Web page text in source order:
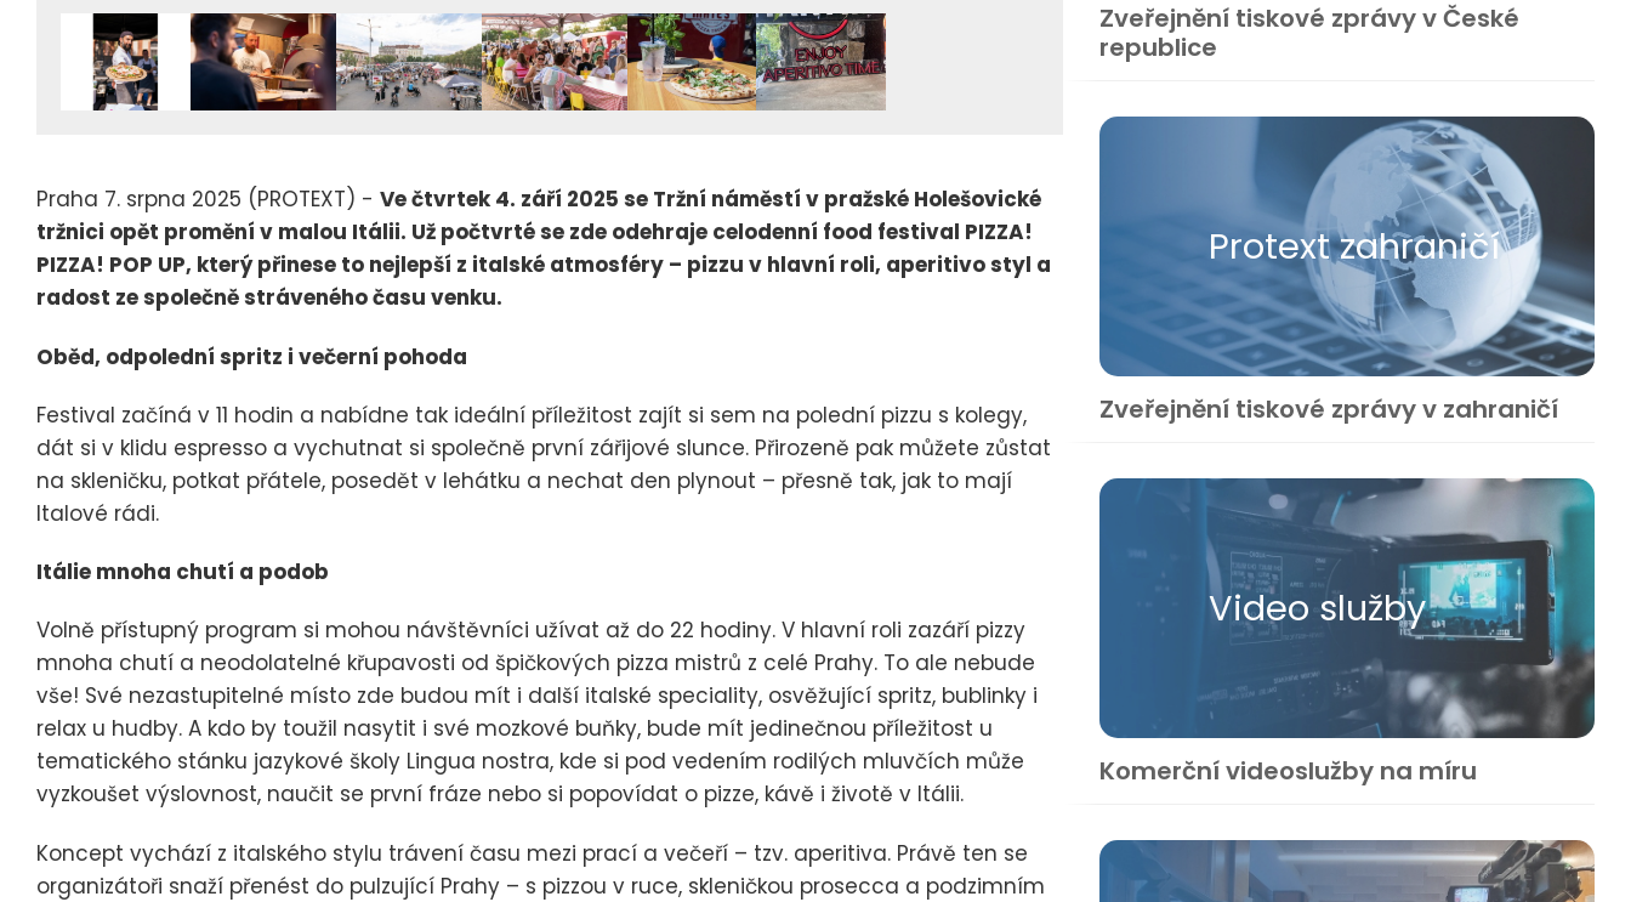
Praha 7. srpna 2025 (PROTEXT) - Ve čtvrtek 4. září 2025 se Tržní náměstí v pražské Holešovické
tržnici opět promění v malou Itálii. Už počtvrté se zde odehraje celodenní food festival PIZZA!
PIZZA! POP UP, který přinese to nejlepší z italské atmosféry – pizzu v hlavní roli, aperitivo styl a
radost ze společně stráveného času venku.
Oběd, odpolední spritz i večerní pohoda
Festival začíná v 11 hodin a nabídne tak ideální příležitost zajít si sem na polední pizzu s kolegy,
dát si v klidu espresso a vychutnat si společně první zářijové slunce. Přirozeně pak můžete zůstat
na skleničku, potkat přátele, posedět v lehátku a nechat den plynout – přesně tak, jak to mají
Italové rádi.
Itálie mnoha chutí a podob
Volně přístupný program si mohou návštěvníci užívat až do 22 hodiny. V hlavní roli zazáří pizzy
mnoha chutí a neodolatelné křupavosti od špičkových pizza mistrů z celé Prahy. To ale nebude
vše! Své nezastupitelné místo zde budou mít i další italské speciality, osvěžující spritz, bublinky i
relax u hudby. A kdo by toužil nasytit i své mozkové buňky, bude mít jedinečnou příležitost u
tematického stánku jazykové školy Lingua nostra, kde si pod vedením rodilých mluvčích může
vyzkoušet výslovnost, naučit se první fráze nebo si popovídat o pizze, kávě i životě v Itálii.
Koncept vychází z italského stylu trávení času mezi prací a večeří – tzv. aperitiva. Právě ten se
organizátoři snaží přenést do pulzující Prahy – s pizzou v ruce, skleničkou prosecca a podzimním
Zveřejnění tiskové zprávy v České
republice
Protext zahraničí
Zveřejnění tiskové zprávy v zahraničí
Video služby
Komerční videoslužby na míru